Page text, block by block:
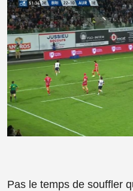
Pas le temps de souffler